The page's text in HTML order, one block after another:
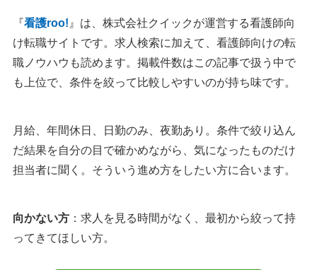
『看護roo! 』は、株式会社クイックが運営する看護師向
け転職サイトです。求人検索に加えて、看護師向けの転
職ノウハウも読めます。掲載件数はこの記事で扱う中で
も上位で、条件を絞って比較しやすいのが持ち味です。
月給、年間休日、日勤のみ、夜勤あり。条件で絞り込ん
だ結果を自分の目で確かめながら、気になったものだけ
担当者に聞く。そういう進め方をしたい方に合います。
向かない方 ：求人を見る時間がなく、最初から絞って持
ってきてほしい方。